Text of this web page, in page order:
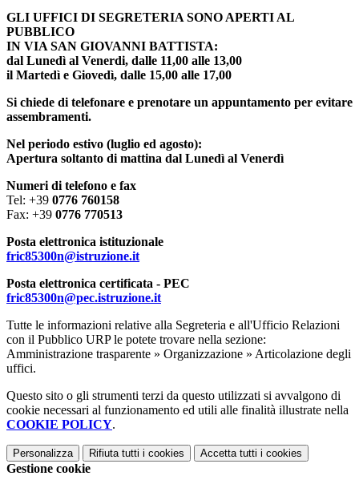
GLI UFFICI DI SEGRETERIA SONO APERTI AL
PUBBLICO
IN VIA SAN GIOVANNI BATTISTA:
dal Lunedì al Venerdi, dalle 11,00 alle 13,00
il Martedì e Giovedì, dalle 15,00 alle 17,00
Si chiede di telefonare e prenotare un appuntamento per evitare
assembramenti.
Nel periodo estivo (luglio ed agosto):
Apertura soltanto di mattina dal Lunedì al Venerdì
Numeri di telefono e fax
Tel: +39 0776 760158
Fax: +39 0776 770513
Posta elettronica istituzionale
fric85300n@istruzione.it
Posta elettronica certificata - PEC
fric85300n@pec.istruzione.it
Tutte le informazioni relative alla Segreteria e all'Ufficio Relazioni
con il Pubblico URP le potete trovare nella sezione:
Amministrazione trasparente » Organizzazione » Articolazione degli
uffici.
Questo sito o gli strumenti terzi da questo utilizzati si avvalgono di
cookie necessari al funzionamento ed utili alle finalità illustrate nella
COOKIE POLICY.
Personalizza Rifiuta tutti i cookies Accetta tutti i cookies
Gestione cookie